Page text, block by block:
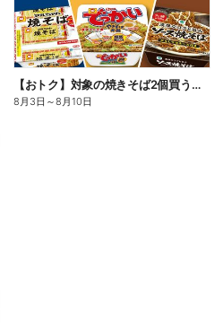
【おトク】対象の焼きそば2個買うと100円引き!
8月3日 ～8月10日